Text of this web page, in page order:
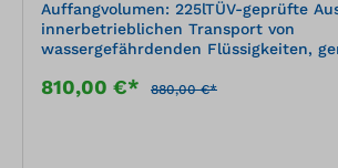
Auffangvolumen: 225lTÜV-geprüfte
innerbetrieblichen Transport von
wassergefährdenden Flüssigkeiten,
Institut für Bautechnik) zum Einstellen von Gebinden
Plattenmaterial, nach statischen
810,00 €* 880,00 €*